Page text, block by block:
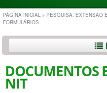
PÁGINA INICIAL > PESQUISA, EXTENSÃO
FORMULÁRIOS
DOCUMENTOS
NIT